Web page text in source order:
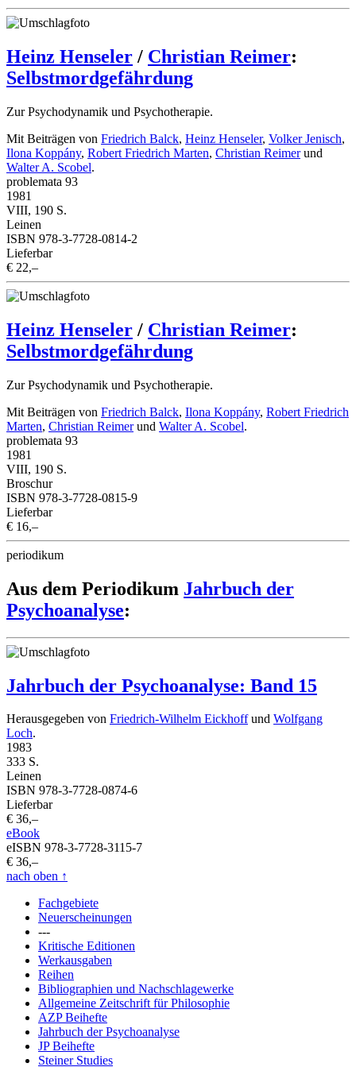
Heinz Henseler / Christian Reimer:
Selbstmordgefährdung
Zur Psychodynamik und Psychotherapie.
Mit Beiträgen von Friedrich Balck, Heinz Henseler, Volker Jenisch,
Ilona Koppány, Robert Friedrich Marten, Christian Reimerund
Walter A. Scobel.
problemata 93
1981
VIII, 190 S.
Leinen
ISBN 978-3-7728-0814-2
Lieferbar
€ 22,–
Heinz Henseler / Christian Reimer:
Selbstmordgefährdung
Zur Psychodynamik und Psychotherapie.
Mit Beiträgen von Friedrich Balck, Ilona Koppány, Robert Friedrich
Marten, Christian Reimerund Walter A. Scobel.
problemata 93
1981
VIII, 190 S.
Broschur
ISBN 978-3-7728-0815-9
Lieferbar
€ 16,–
periodikum
Aus dem Periodikum Jahrbuch der
Psychoanalyse:
Jahrbuch der Psychoanalyse: Band 15
Herausgegeben von Friedrich-Wilhelm Eickhoffund Wolfgang
Loch.
1983
333 S.
Leinen
ISBN 978-3-7728-0874-6
Lieferbar
€ 36,–
eBook
eISBN 978-3-7728-3115-7
€ 36,–
nach oben ↑
Fachgebiete
Neuerscheinungen
---
Kritische Editionen
Werkausgaben
Reihen
Bibliographien und Nachschlagewerke
Allgemeine Zeitschrift für Philosophie
AZP Beihefte
Jahrbuch der Psychoanalyse
JP Beihefte
Steiner Studies